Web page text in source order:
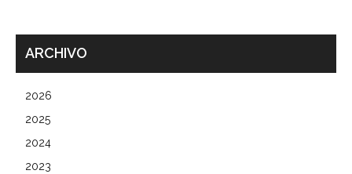
ARCHIVO
2026
2025
2024
2023